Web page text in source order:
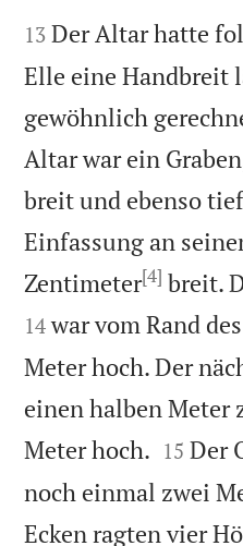


13 Der Altar hatte
Elle eine Handbreit
gewöhnlich
Altar war ein
breit und ebenso
Einfassung an
Zentimeter[4] breit.
14 war vom Rand
Meter hoch. Der
einen halben Meter
Meter hoch. 

15 Der
noch einmal zwei
Ecken ragten vier